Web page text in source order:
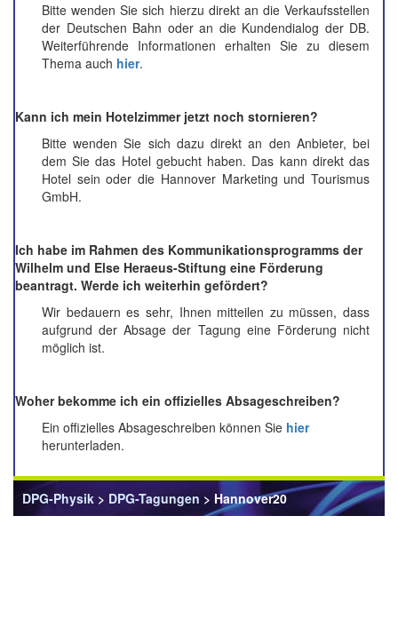
Bitte wenden Sie sich hierzu direkt an die Verkaufsstellen
der Deutschen Bahn oder an die Kundendialog der DB.
Weiterführende Informationen erhalten Sie zu diesem
Thema auch hier.
Kann ich mein Hotelzimmer jetzt noch stornieren?
Bitte wenden Sie sich dazu direkt an den Anbieter, bei
dem Sie das Hotel gebucht haben. Das kann direkt das
Hotel sein oder die Hannover Marketing und Tourismus
GmbH.
Ich habe im Rahmen des Kommunikationsprogramms der
Wilhelm und Else Heraeus-Stiftung eine Förderung
beantragt. Werde ich weiterhin gefördert?
Wir bedauern es sehr, Ihnen mitteilen zu müssen, dass
aufgrund der Absage der Tagung eine Förderung nicht
möglich ist.
Woher bekomme ich ein offizielles Absageschreiben?
Ein offizielles Absageschreiben können Sie hier
herunterladen.
DPG-Physik > DPG-Tagungen > Hannover20